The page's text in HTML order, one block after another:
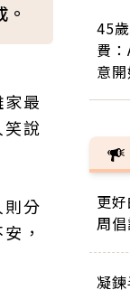
最
說
分
，
45
費
意
更
周倡
凝